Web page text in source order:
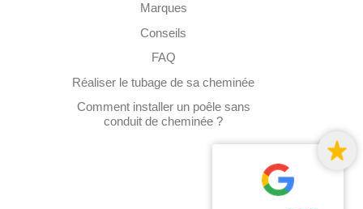
Marques
Conseils
FAQ
Réaliser le tubage de sa cheminée
Comment installer un poêle sans
conduit de cheminée ?